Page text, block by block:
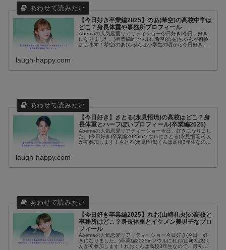
【今日好き卒業編2025】のあ(希空)の高校中学は
どこ？身長体重や事務所プロフィール
Abemaの人気恋愛リアリティショー今日好き(今日、好き
になりました。)卒業編inソウルに希空(のあ)ちゃんが初参
加します！希空(のあ)ちゃんは小学生の頃から今日好きに
laugh-happy.com
【今日好き】さとる(永見悟琉)の高校はどこ？身
長体重とハーフぽいプロフィール(卒業編2025)
Abemaの人気恋愛リアティーショー今日、好きになりまし
た。(今日好き)卒業編2025inソウルにさとる(永見悟琉)くん
が初参加します！さとる(永見悟琉)くんは高校3年生なの
laugh-happy.com
【今日好き卒業編2025】れお(山崎礼央)の高校と
事務所はどこ？身長体重とイケメン美男子なプロ
フィール
Abemaの人気恋愛リアリティーショー今日好き(今日、好
きになりました。)卒業編2025inソウルにれお(山﨑礼央)く
んが初参加します！れおくんは高校3年生なので、最初で